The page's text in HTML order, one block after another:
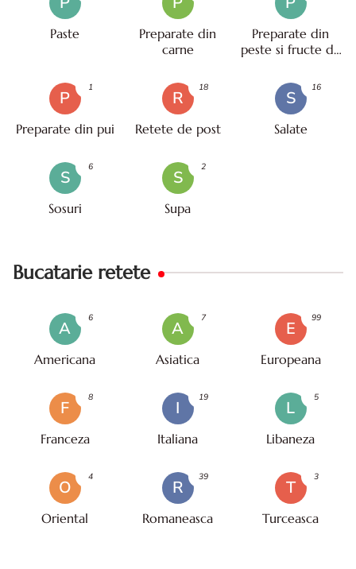
Paste
Preparate din
carne
Preparate din
peste si fructe de
P
Preparate din pui
1
R
Retete de post
18
S
Salate
16
S
Sosuri
6
S
Supa
2
Bucatarie retete
A
Americana
6
A
Asiatica
7
E
Europeana
99
F
Franceza
8
I
Italiana
19
L
Libaneza
5
O
Oriental
4
R
Romaneasca
39
T
Turceasca
3